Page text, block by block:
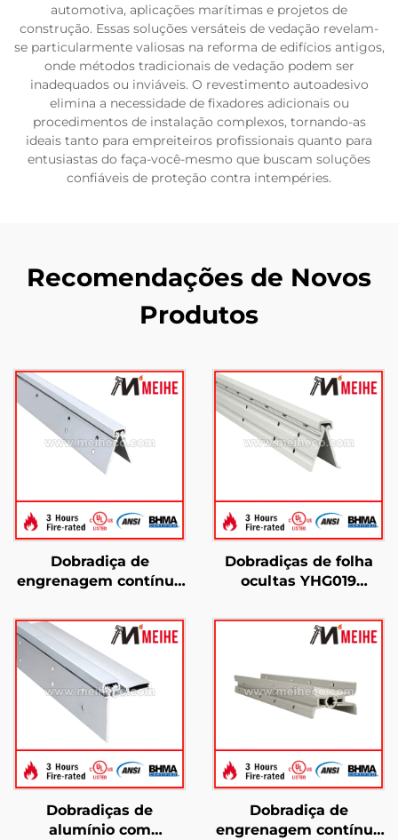
automotiva, aplicações marítimas e projetos de
construção. Essas soluções versáteis de vedação revelam-
se particularmente valiosas na reforma de edifícios antigos,
onde métodos tradicionais de vedação podem ser
inadequados ou inviáveis. O revestimento autoadesivo
elimina a necessidade de fixadores adicionais ou
procedimentos de instalação complexos, tornando-as
ideais tanto para empreiteiros profissionais quanto para
entusiastas do faça-você-mesmo que buscam soluções
confiáveis de proteção contra intempéries.
Recomendações de Novos
Produtos
Dobradiça de
engrenagem contínua
serviço pesado YHG011
Dobradiças de folha
ocultas YHG019
de incêndio de 3 horas
pela UL
Dobradiças de
alumínio com
Dobradiça de
engrenagem contínua